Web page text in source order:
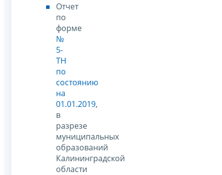
Отчет
по
форме
№
5-
ТН
по
состоянию
на
01.01.2019,
в
разрезе
муниципальных
образований
Калининградской
области